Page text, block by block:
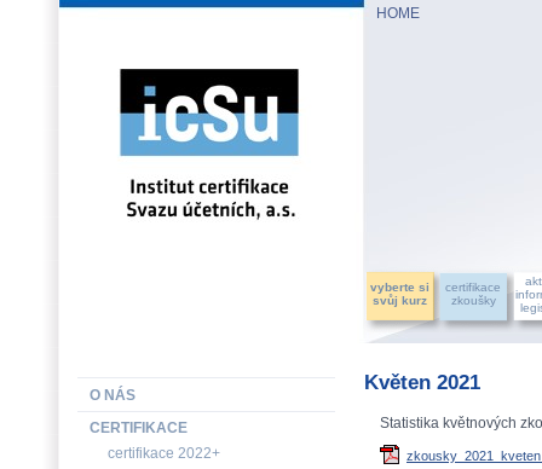
HOME
vyberte si
svůj kurz
certifikace
zkoušky
Květen 2021
Statistika květnových
O NÁS
CERTIFIKACE
certifikace 2022+